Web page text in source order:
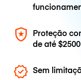
Proteção
de até$2500
Sem